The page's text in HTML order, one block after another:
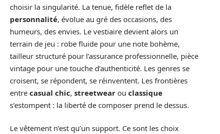
choisir la singularité. La tenue, fidèle reflet de la
personnalité, évolue au gré des occasions, des
humeurs, des envies. Le vestiaire devient alors un
terrain de jeu : robe fluide pour une note bohème,
tailleur structuré pour l’assurance professionnelle, pièce
vintage pour une touche d’authenticité. Les genres se
croisent, se répondent, se réinventent. Les frontières
entre casual chic, streetwear ou classique
s’estompent : la liberté de composer prend le dessus.
Le vêtement n’est qu’un support. Ce sont les choix